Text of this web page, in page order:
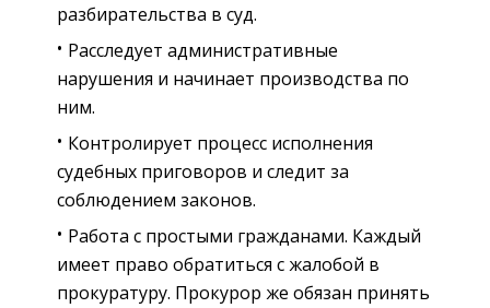
разбирательства в суд.
Расследует административные
нарушения и начинает производства по
ним.
Контролирует процесс исполнения
судебных приговоров и следит за
соблюдением законов.
Работа с простыми гражданами. Каждый
имеет право обратиться с жалобой в
прокуратуру. Прокурор же обязан принять